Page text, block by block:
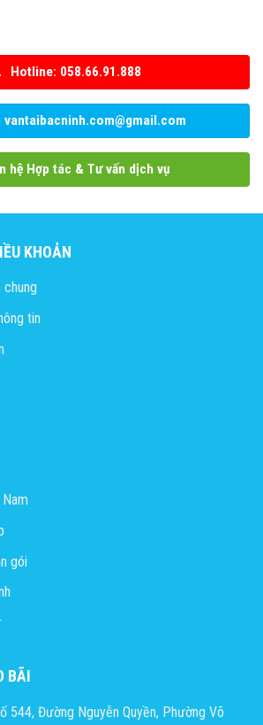
Hotline: 058.66.91.888
vantaibacninh.com@gmail.com
hệ Hợp tác & Tư vấn dịch vụ
KHOẢN
chung
tin
gói
BÃI
544, Đường Nguyễn Quyền, Phường Võ